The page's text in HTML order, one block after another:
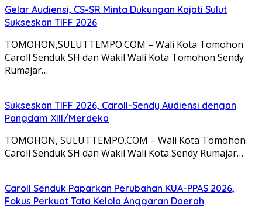
Gelar Audiensi, CS-SR Minta Dukungan Kajati Sulut
Sukseskan TIFF 2026
TOMOHON,SULUTTEMPO.COM – Wali Kota Tomohon
Caroll Senduk SH dan Wakil Wali Kota Tomohon Sendy
Rumajar…
Sukseskan TIFF 2026, Caroll-Sendy Audiensi dengan
Pangdam XIII/Merdeka
TOMOHON, SULUTTEMPO.COM – Wali Kota Tomohon
Caroll Senduk SH dan Wakil Wali Kota Sendy Rumajar…
Caroll Senduk Paparkan Perubahan KUA-PPAS 2026,
Fokus Perkuat Tata Kelola Anggaran Daerah